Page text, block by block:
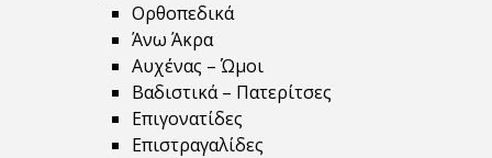
Ορθοπεδικά
Άνω Άκρα
Αυχένας – Ώμοι
Βαδιστικά – Πατερίτσες
Επιγονατίδες
Επιστραγαλίδες